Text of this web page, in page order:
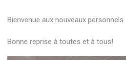
Bienvenue aux nouveaux personnels.
Bonne reprise à toutes et à tous!